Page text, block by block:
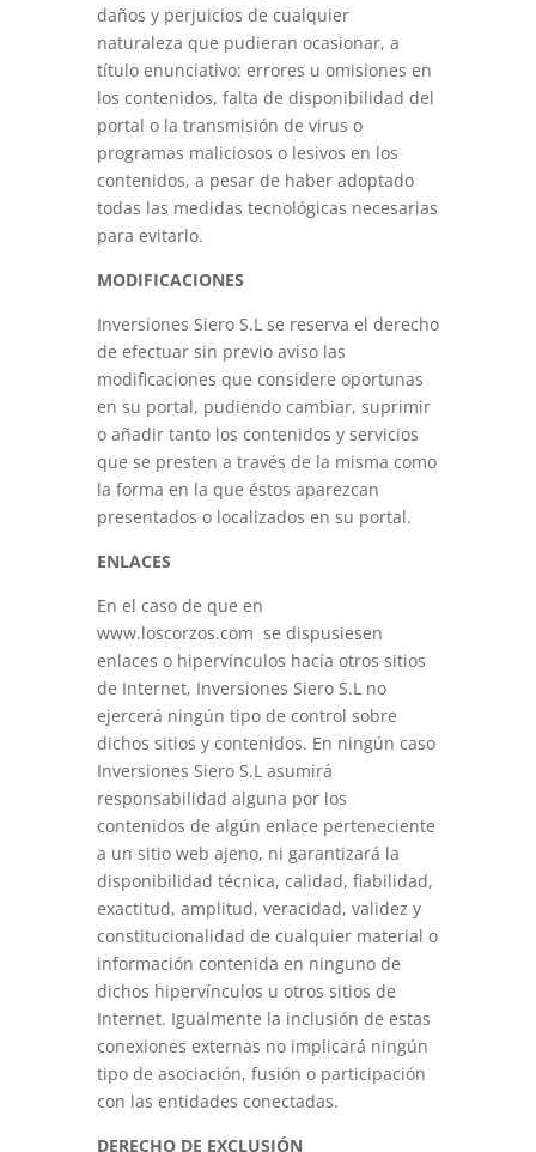
daños y perjuicios de cualquier
naturaleza que pudieran ocasionar, a
título enunciativo: errores u omisiones en
los contenidos, falta de disponibilidad del
portal o la transmisión de virus o
programas maliciosos o lesivos en los
contenidos, a pesar de haber adoptado
todas las medidas tecnológicas necesarias
para evitarlo.
MODIFICACIONES
Inversiones Siero S.L se reserva el derecho
de efectuar sin previo aviso las
modificaciones que considere oportunas
en su portal, pudiendo cambiar, suprimir
o añadir tanto los contenidos y servicios
que se presten a través de la misma como
la forma en la que éstos aparezcan
presentados o localizados en su portal.
ENLACES
En el caso de que en
www.loscorzos.com se dispusiesen
enlaces o hipervínculos hacía otros sitios
de Internet, Inversiones Siero S.L no
ejercerá ningún tipo de control sobre
dichos sitios y contenidos. En ningún caso
Inversiones Siero S.L asumirá
responsabilidad alguna por los
contenidos de algún enlace perteneciente
a un sitio web ajeno, ni garantizará la
disponibilidad técnica, calidad, fiabilidad,
exactitud, amplitud, veracidad, validez y
constitucionalidad de cualquier material o
información contenida en ninguno de
dichos hipervínculos u otros sitios de
Internet. Igualmente la inclusión de estas
conexiones externas no implicará ningún
tipo de asociación, fusión o participación
con las entidades conectadas.
DERECHO DE EXCLUSIÓN